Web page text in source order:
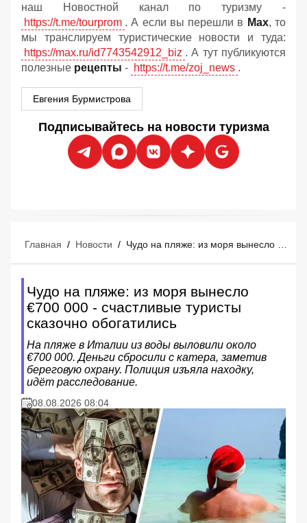
наш Новостной канал по туризму -
https://t.me/tourprom . А если вы перешли в Мах, то
мы транслируем туристические новости и туда:
https://max.ru/id7743542912_biz . А тут публикуются
полезные рецепты - https://t.me/zoj_news .
Евгения Бурмистрова
Подписывайтесь на новости туризма
Главная / Новости /
Чудо на пляже: из моря вынесло
€700 000 - счастливые туристы
сказочно обогатились
На пляже в Италии из воды выловили около
€700 000. Деньги сбросили с катера, заметив
береговую охрану. Полиция изъяла находку,
идёт расследование.
08.08.2026 08:04